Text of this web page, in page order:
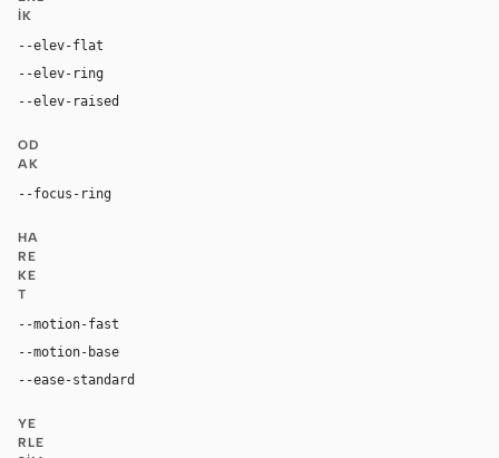
IK
--elev-flat
--elev-ring
--elev-raised
OD
AK
--focus-ring
HA
RE
KE
T
--motion-fast
--motion-base
--ease-standard
YE
RLE